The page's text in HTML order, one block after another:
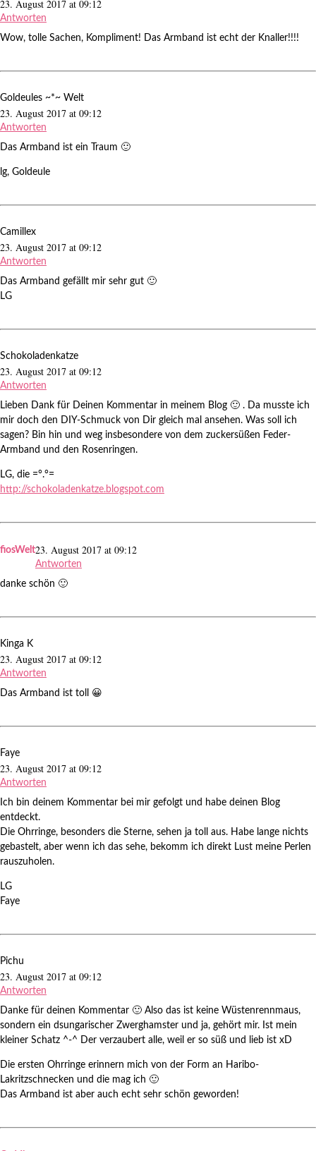
23. August 2017 at 09:12
Antworten
Wow, tolle Sachen, Kompliment! Das Armband ist echt der Knaller!!!!
Goldeules ~*~ Welt
23. August 2017 at 09:12
Antworten
Das Armband ist ein Traum 🙂
lg, Goldeule
Camillex
23. August 2017 at 09:12
Antworten
Das Armband gefällt mir sehr gut 🙂
LG
Schokoladenkatze
23. August 2017 at 09:12
Antworten
Lieben Dank für Deinen Kommentar in meinem Blog 🙂 . Da musste ich
mir doch den DIY-Schmuck von Dir gleich mal ansehen. Was soll ich
sagen? Bin hin und weg insbesondere von dem zuckersüßen Feder-
Armband und den Rosenringen.
LG, die =°.°=
http://schokoladenkatze.blogspot.com
fiosWelt23. August 2017 at 09:12
Antworten
danke schön 🙂
Kinga K
23. August 2017 at 09:12
Antworten
Das Armband ist toll 😀
Faye
23. August 2017 at 09:12
Antworten
Ich bin deinem Kommentar bei mir gefolgt und habe deinen Blog
entdeckt.
Die Ohrringe, besonders die Sterne, sehen ja toll aus. Habe lange nichts
gebastelt, aber wenn ich das sehe, bekomm ich direkt Lust meine Perlen
rauszuholen.
LG
Faye
Pichu
23. August 2017 at 09:12
Antworten
Danke für deinen Kommentar 🙂 Also das ist keine Wüstenrennmaus,
sondern ein dsungarischer Zwerghamster und ja, gehört mir. Ist mein
kleiner Schatz ^-^ Der verzaubert alle, weil er so süß und lieb ist xD
Die ersten Ohrringe erinnern mich von der Form an Haribo-
Lakritzschnecken und die mag ich 🙂
Das Armband ist aber auch echt sehr schön geworden!